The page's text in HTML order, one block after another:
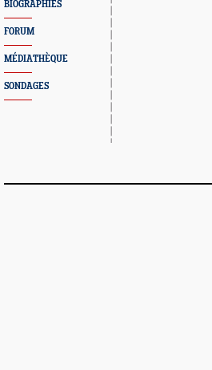
BIOGRAPHIES
FORUM
MÉDIATHÈQUE
SONDAGES